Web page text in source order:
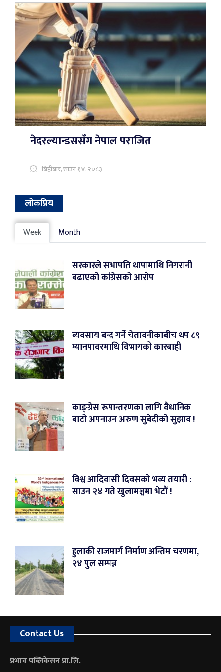
नेदरल्यान्डससँग नेपाल पराजित
बिहीबार, साउन १४, २०८३
लोकप्रिय
Week Month
सरकारले सभापति थापामाथि निगरानी
बढाएको कांग्रेसको आरोप
व्यवसाय बन्द गर्ने चेतावनीकाबीच थप ८९
म्यानपावरमाथि विभागको कारबाही
काङ्ग्रेस रूपान्तरणका लागि वैधानिक
बाटो अपनाउन अरुण सुबेदीको सुझाव !
विश्व आदिवासी दिवसको भव्य तयारी :
साउन २४ गते खुलामञ्चमा भेटौं !
हुलाकी राजमार्ग निर्माण अन्तिम चरणमा,
२४ पुल सम्पन्न
Contact Us
प्रभाव पब्लिकेसन प्रा.लि.